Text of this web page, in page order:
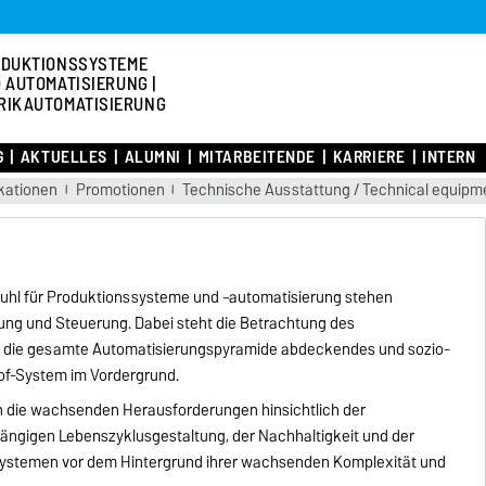
|
AKTUELLES ALUMNI MITARBEITENDE KARRIERE INTERN
Promotionen Technische Ausstattung / Technical
für Produktionssysteme und –automatisierung stehen
und Steuerung. Dabei steht die Betrachtung des
gesamte Automatisierungspyramide abdeckendes und sozio-
System im Vordergrund.
wachsenden Herausforderungen hinsichtlich der
Lebenszyklusgestaltung, der Nachhaltigkeit und der
vor dem Hintergrund ihrer wachsenden Komplexität und